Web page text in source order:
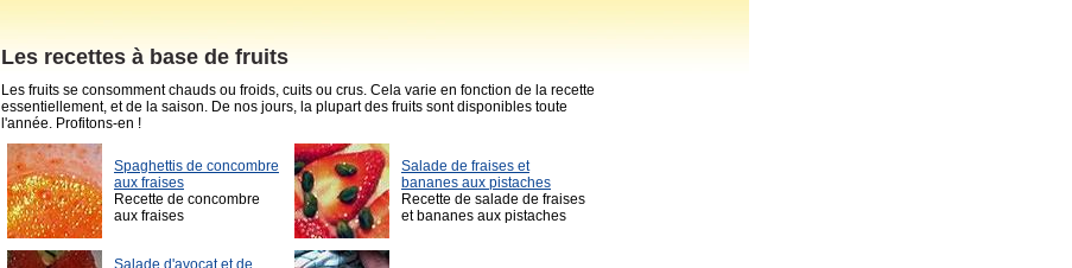
Les recettes à base de fruits
Les fruits se consomment chauds ou froids, cuits ou crus. Cela varie en fonction de la recette
essentiellement, et de la saison. De nos jours, la plupart des fruits sont disponibles toute
l'année. Profitons-en !
Spaghettis de concombre
aux fraises
Recette de concombre
aux fraises
Salade de fraises et
bananes aux pistaches
Recette de salade de fraises
et bananes aux pistaches
Salade d'avocat et de